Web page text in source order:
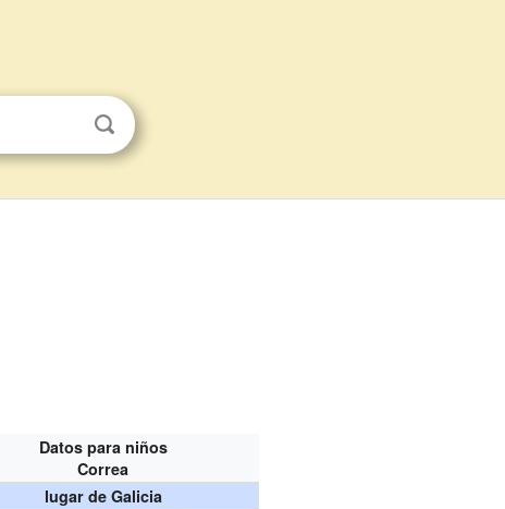
Datos para niños
Correa
lugar de Galicia